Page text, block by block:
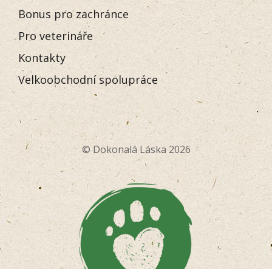
Bonus pro zachránce
Pro veterináře
Kontakty
Velkoobchodní spolupráce
© Dokonalá Láska 2026